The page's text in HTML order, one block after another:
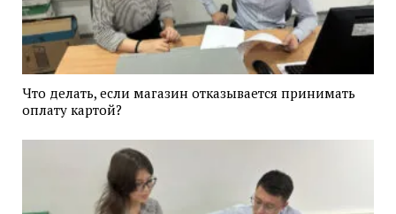
Что делать, если магазин отказывается принимать
оплату картой?